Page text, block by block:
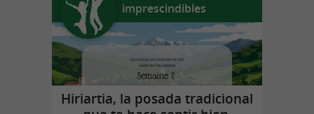
imprescindibles
Hiriartia, la posada tradicional